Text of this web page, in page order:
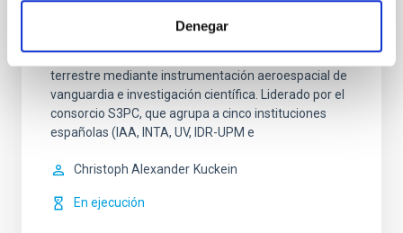
Denegar
El proyecto coordinado "Física solar espacial y tiempo
espacial" tiene como objetivo avanzar en nuestra
comprensión del Sol y de su influencia en el entorno
terrestre mediante instrumentación aeroespacial de
vanguardia e investigación científica. Liderado por el
consorcio S3PC, que agrupa a cinco instituciones
españolas (IAA, INTA, UV, IDR-UPM e
Christoph Alexander Kuckein
En ejecución